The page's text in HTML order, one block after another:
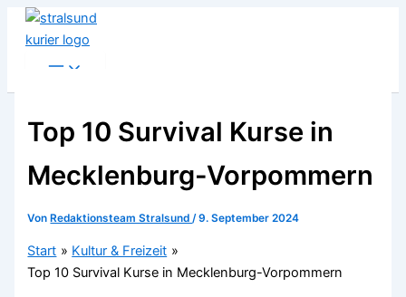
Zum
Inhalt
Top 10 Survival Kurse in
Mecklenburg-Vorpommern
Von Redaktionsteam Stralsund/9. September 2024
Start
Kultur & Freizeit
Top 10 Survival Kurse in Mecklenburg-Vorpommern